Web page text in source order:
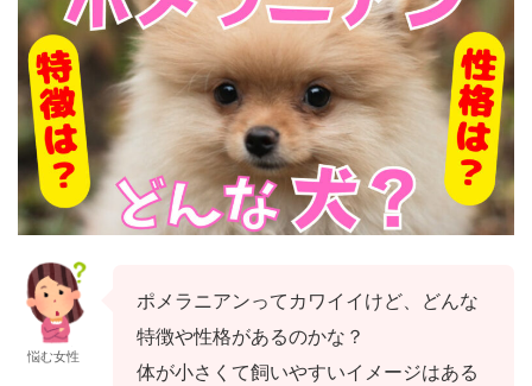
悩む女性
ポメラニアンってカワイイけど、どんな
特徴や性格があるのかな？
体が小さくて飼いやすいイメージはある